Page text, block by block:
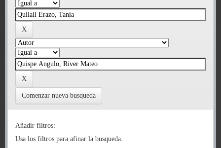
Comenzar nueva busqueda
Añadir filtros:
Usa los filtros para afinar la busqueda.